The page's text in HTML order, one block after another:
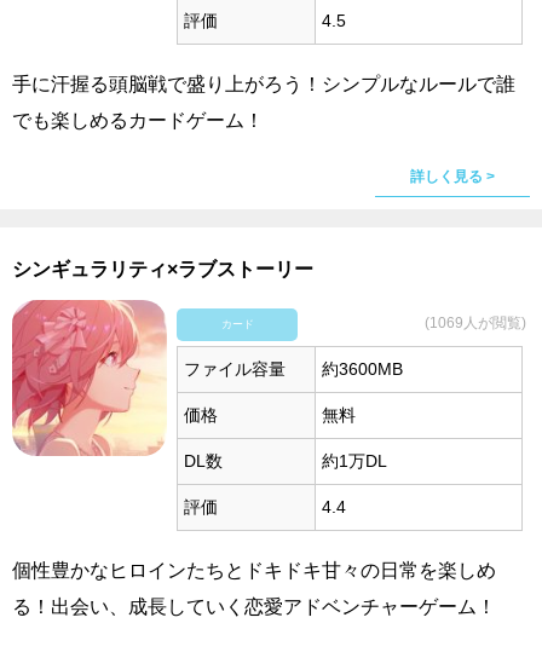
評価 4.5
手に汗握る頭脳戦で盛り上がろう！シンプルなルールで誰
でも楽しめるカードゲーム！
詳しく見る >
シンギュラリティ×ラブストーリー
カード (1069人が閲覧)
ファイル容量 約3600MB
価格 無料
DL数 約1万DL
評価 4.4
個性豊かなヒロインたちとドキドキ甘々の日常を楽しめ
る！出会い、成長していく恋愛アドベンチャーゲーム！